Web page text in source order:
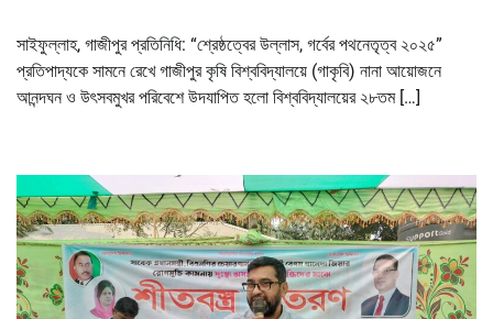
সাইফুল্লাহ, গাজীপুর প্রতিনিধি: “শ্রেষ্ঠত্বের উল্লাস, গর্বের পথনেতৃত্ব ২০২৫”
প্রতিপাদ্যকে সামনে রেখে গাজীপুর কৃষি বিশ্ববিদ্যালয়ে (গাকৃবি) নানা আয়োজনে
আনন্দঘন ও উৎসবমুখর পরিবেশে উদযাপিত হলো বিশ্ববিদ্যালয়ের ২৮তম […]